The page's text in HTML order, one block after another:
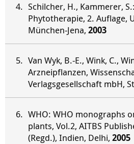
Schilcher, H., Kammerer,
Phytotherapie, 2. Auflage,
München-Jena, 2003
Van Wyk, B.-E., Wink, C.,
Arzneipflanzen,
Verlagsgesellschaft mbH,
WHO: WHO monographs
plants, Vol.2, AITBS
(Regd.), Indien, Delhi, 2005